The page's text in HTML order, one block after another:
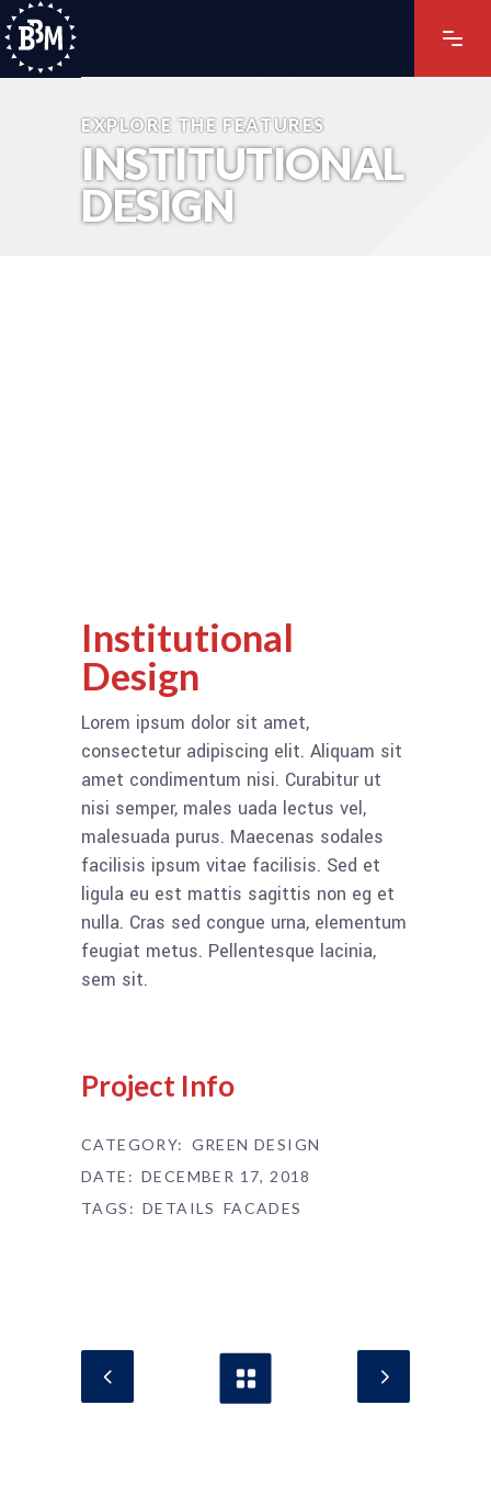
EXPLORE THE FEATURES
INSTITUTIONAL
DESIGN
Institutional
Design
Lorem ipsum dolor sit amet,
consectetur adipiscing elit. Aliquam sit
amet condimentum nisi. Curabitur ut
nisi semper, males uada lectus vel,
malesuada purus. Maecenas sodales
facilisis ipsum vitae facilisis. Sed et
ligula eu est mattis sagittis non eg et
nulla. Cras sed congue urna, elementum
feugiat metus. Pellentesque lacinia,
sem sit.
Project Info
CATEGORY: GREEN DESIGN
DATE: DECEMBER 17, 2018
TAGS: DETAILS FACADES